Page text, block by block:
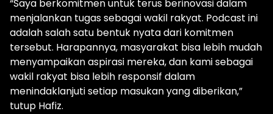
“Saya berkomitmen untuk terus berinovasi dalam
menjalankan tugas sebagai wakil rakyat. Podcast ini
adalah salah satu bentuk nyata dari komitmen
tersebut. Harapannya, masyarakat bisa lebih mudah
menyampaikan aspirasi mereka, dan kami sebagai
wakil rakyat bisa lebih responsif dalam
menindaklanjuti setiap masukan yang diberikan,”
tutup Hafiz.